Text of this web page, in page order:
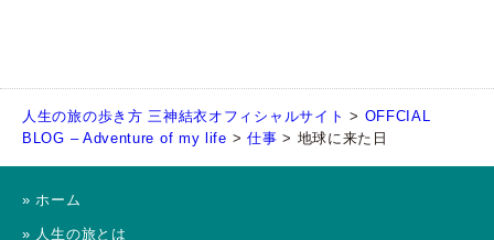
人生の旅の歩き方 三神結衣オフィシャルサイト > OFFCIAL
BLOG – Adventure of my life >仕事 > 地球に来た日
» ホーム
» 人生の旅とは